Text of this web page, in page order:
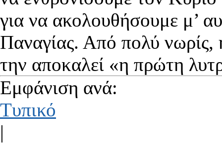
για να ακολουθήσουμε μ’
Παναγίας. Από πολύ νωρίς,
την αποκαλεί «η πρώτη
Εμφάνιση ανά:
Τυπικό
|